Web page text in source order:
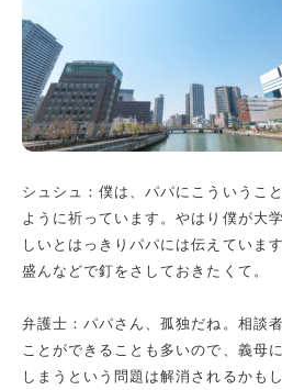
シュシュ：僕は、パパにこういうこ
ように祈っています。やはり僕が大
しいとはっきりパパには伝えていま
盛んなどで釘をさしておきたくて。
弁護士：パパさん、孤独だね。相談
ことができることも多いので、義母
しまうという問題は解消されるかも